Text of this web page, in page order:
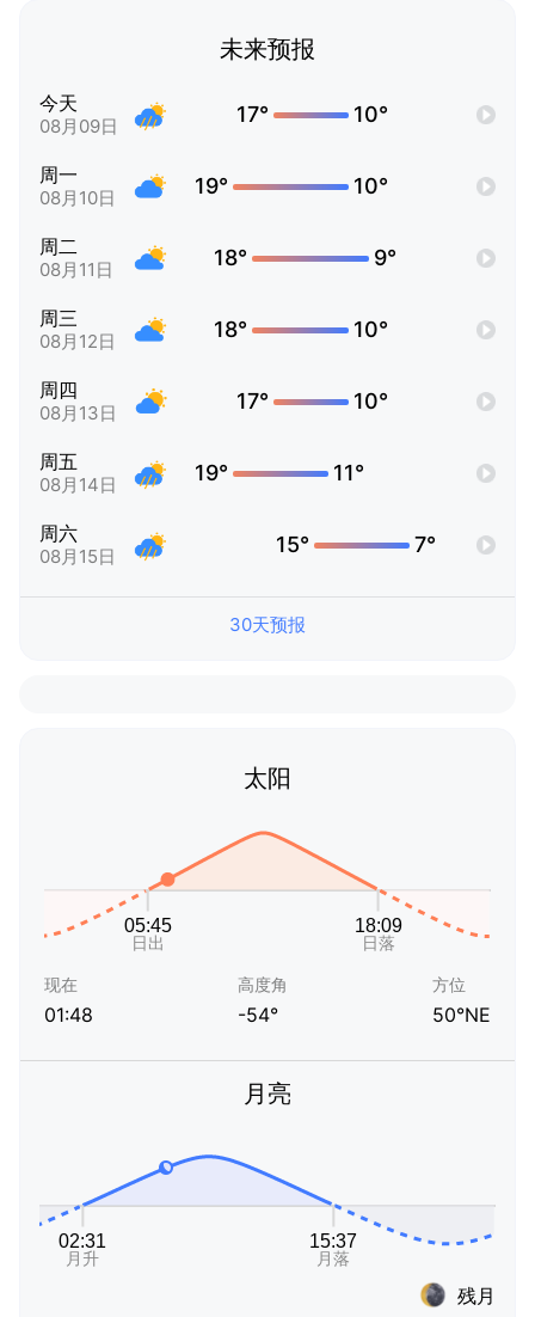
未来预报
今天
08月09日 17° 10°
周一
08月10日 19° 10°
周二
08月11日 18° 9°
周三
08月12日 18° 10°
周四
08月13日 17° 10°
周五
08月14日 19° 11°
周六
08月15日 15° 7°
30天预报
太阳
现在
01:48
高度角
-54°
方位
50°NE
月亮
残月